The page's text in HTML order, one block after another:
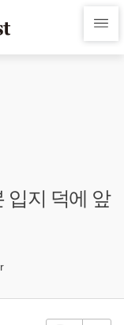
입지 덕에 앞